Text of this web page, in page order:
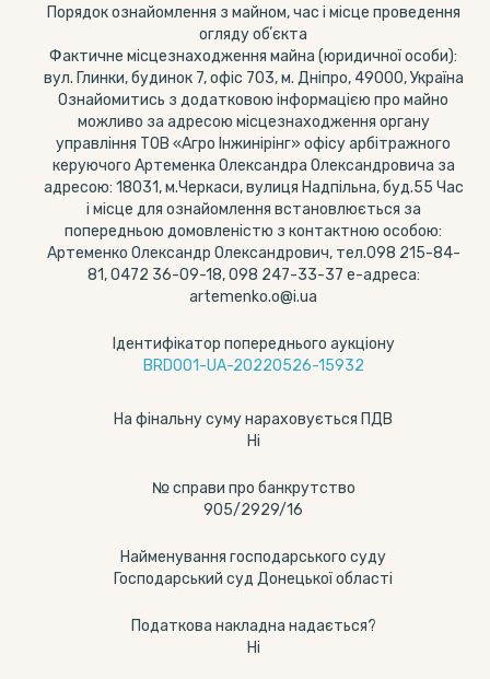
Порядок ознайомлення з майном, час і місце проведення
огляду обʼєкта
Фактичне місцезнаходження майна (юридичної особи):
вул. Глинки, будинок 7, офіс 703, м. Дніпро, 49000, Україна
Ознайомитись з додатковою інформацією про майно
можливо за адресою місцезнаходження органу
управління ТОВ «Агро Інжинірінг» офісу арбітражного
керуючого Артеменка Олександра Олександровича за
адресою: 18031, м.Черкаси, вулиця Надпільна, буд.55 Час
і місце для ознайомлення встановлюється за
попередньою домовленістю з контактною особою:
Артеменко Олександр Олександрович, тел.098 215-84-
81, 0472 36-09-18, 098 247-33-37 е-адреса:
artemenko.o@i.ua
Ідентифікатор попереднього аукціону
BRD001-UA-20220526-15932
На фінальну суму нараховується ПДВ
Ні
№ справи про банкрутство
905/2929/16
Найменування господарського суду
Господарський суд Донецької області
Податкова накладна надається?
Ні